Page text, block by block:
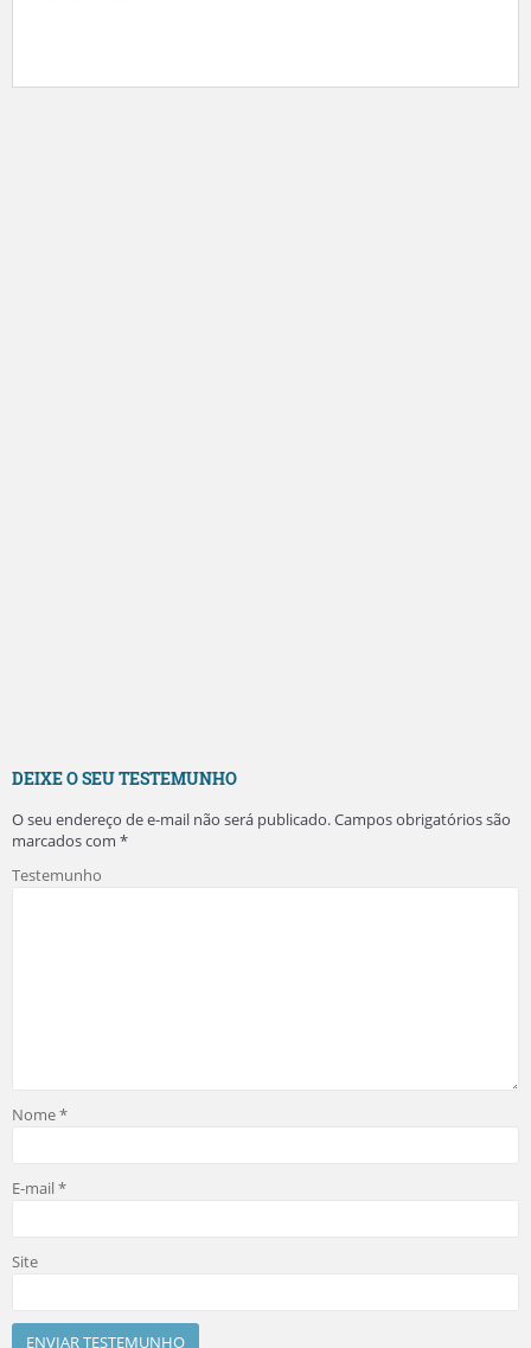
DEIXE O SEU TESTEMUNHO
O seu endereço de e-mail não será publicado.Campos obrigatórios são
marcados com *
Testemunho
Nome*
E-mail*
Site